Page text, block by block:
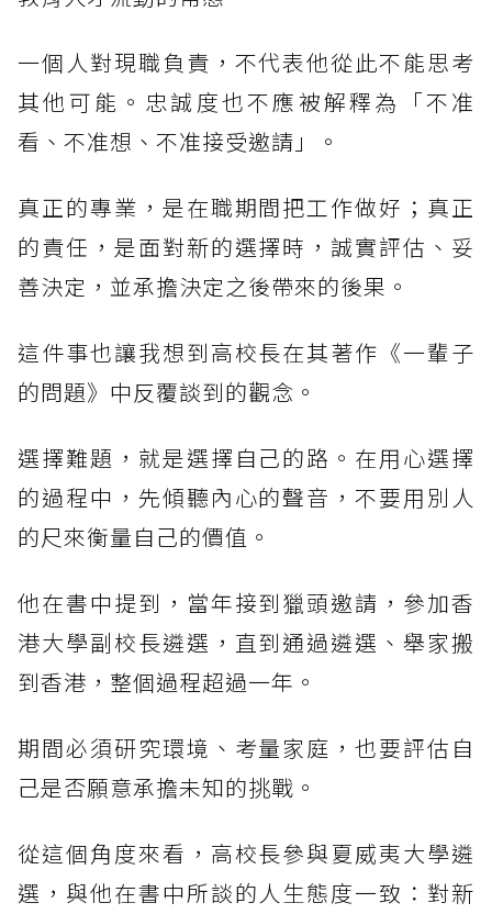
一個人對現職負責，不代表他從此不能思考
其他可能。忠誠度也不應被解釋為「不准
看、不准想、不准接受邀請」。
真正的專業，是在職期間把工作做好；真正
的責任，是面對新的選擇時，誠實評估、妥
善決定，並承擔決定之後帶來的後果。
這件事也讓我想到高校長在其著作《一輩子
的問題》中反覆談到的觀念。
選擇難題，就是選擇自己的路。在用心選擇
的過程中，先傾聽內心的聲音，不要用別人
的尺來衡量自己的價值。
他在書中提到，當年接到獵頭邀請，參加香
港大學副校長遴選，直到通過遴選、舉家搬
到香港，整個過程超過一年。
期間必須研究環境、考量家庭，也要評估自
己是否願意承擔未知的挑戰。
從這個角度來看，高校長參與夏威夷大學遴
選，與他在書中所談的人生態度一致：對新